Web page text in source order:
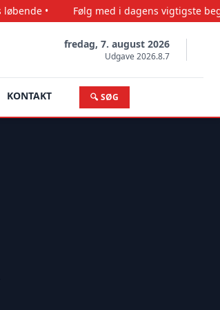
Følg med i dagens vigtigste begivenheder •
fredag, 7. august 2026
Udgave 2026.8.7
KONTAKT 🔍 SØG